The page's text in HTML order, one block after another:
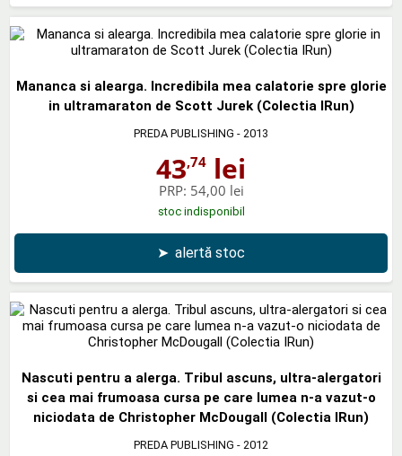
Mananca si alearga. Incredibila mea calatorie spre glorie
in ultramaraton de Scott Jurek (Colectia IRun)
PREDA PUBLISHING - 2013
43,74 lei
PRP: 54,00 lei
stoc indisponibil
➤ alertă stoc
Nascuti pentru a alerga. Tribul ascuns, ultra-alergatori
si cea mai frumoasa cursa pe care lumea n-a vazut-o
niciodata de Christopher McDougall (Colectia IRun)
PREDA PUBLISHING - 2012